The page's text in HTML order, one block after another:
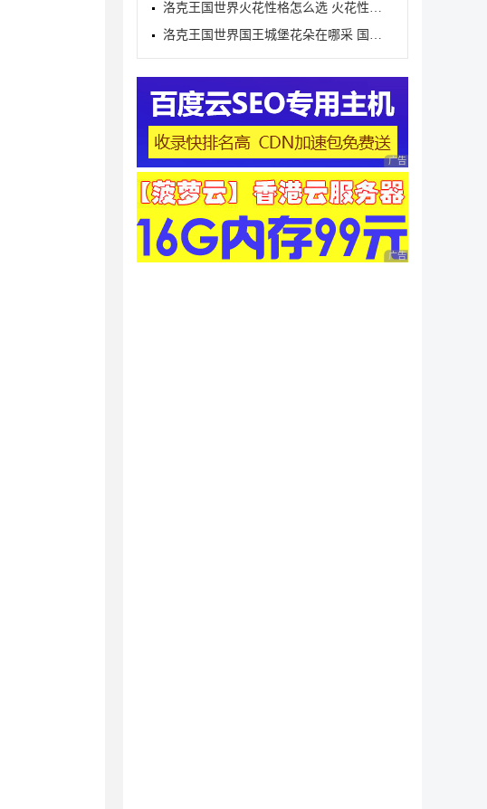
洛克王国世界火花性格怎么选 火花性格推荐
洛克王国世界国王城堡花朵在哪采 国王城堡全花朵采集
广告 商业广告，理性
广告 商业广告，理性